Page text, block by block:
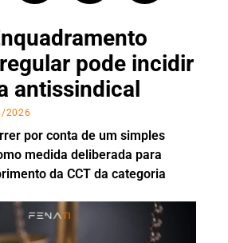
pode incidir
antissindical
2026
por conta de um simples
medida deliberada para
da CCT da categoria